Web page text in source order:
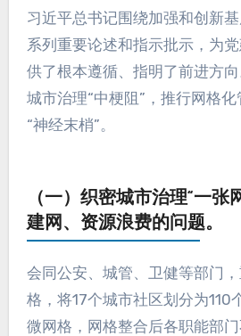
习近平总书记围绕加强和创新
系列重要论述和指示批示，为
供了根本遵循、指明了前进方
城市治理“中梗阻”，推行网格
“神经末梢”。
（一）织密城市治理“一张
建网、资源浪费的问题。
会同公安、城管、卫健等部门
格，将17个城市社区划分为110
微网格，网格整合后各职能部